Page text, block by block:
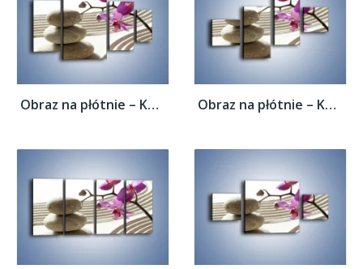
Obraz na płótnie – Kamień piasek i kwiat –... Obraz na płótnie – Kamień piasek i kwiat –...